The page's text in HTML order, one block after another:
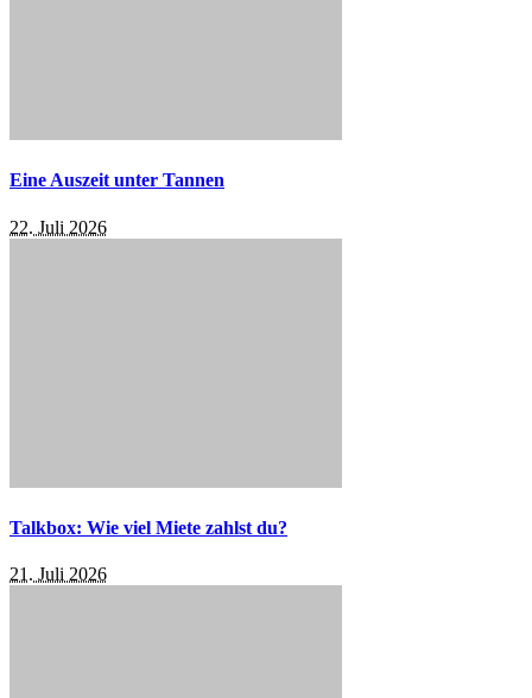
Eine Auszeit unter Tannen
22. Juli 2026
Talkbox: Wie viel Miete zahlst du?
21. Juli 2026